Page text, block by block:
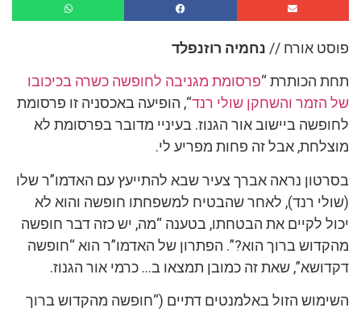
פוסט אורח // נחמיה רוזנפלד
תחת הכותרת “פרסומת מגניבה לחופשה כשרה בכיכובו
של הזמר והשחקן שולי רנד“, הופיעה באכסניה זו פרסומת
לחופשה ביישוב אור הגנוז. בעיניי מדובר בפרסומת לא
מוצלחת, אבל זה פחות מפריע לי.
בסרטון נראה אברך צעיר שבא להתייעץ עם האדמו”ר שלו
(שולי רנד), לאחר שהבטיח למשפחתו חופשה והוא לא
יכול לקיים את הבטחתו, בטענה “מה, יש כזה דבר חופשה
מהקדוש ברוך הוא?”. הפתרון של האדמו”ר הוא “חופשה
דקדושא”, שאת זה כמובן תמצאו ב… כרמי אור הגנוז.
השימוש הזול באלמנטים דתיים (“חופשה מהקדוש ברוך